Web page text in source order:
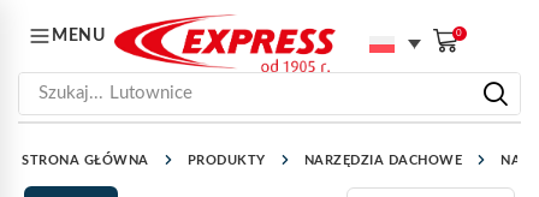
MENU 0
Szukaj... Lutownice
STRONA GŁÓWNA PRODUKTY NARZĘDZIA DACHOWE